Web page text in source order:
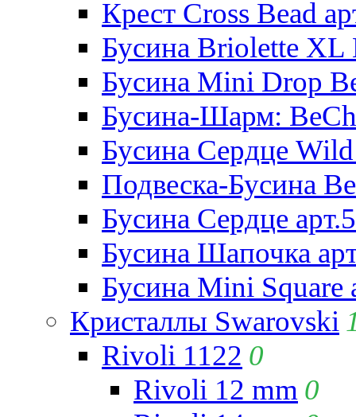
Крест Cross Bead
Бусина Briolette XL
Бусина Mini Drop
Бусина-Шарм:
Бусина Сердце
Подвеска-Бусина
Бусина Сердце
Бусина Шапочка
Бусина Mini Square
Кристаллы Swarovski
Rivoli 1122 0
Rivoli 12 mm 0